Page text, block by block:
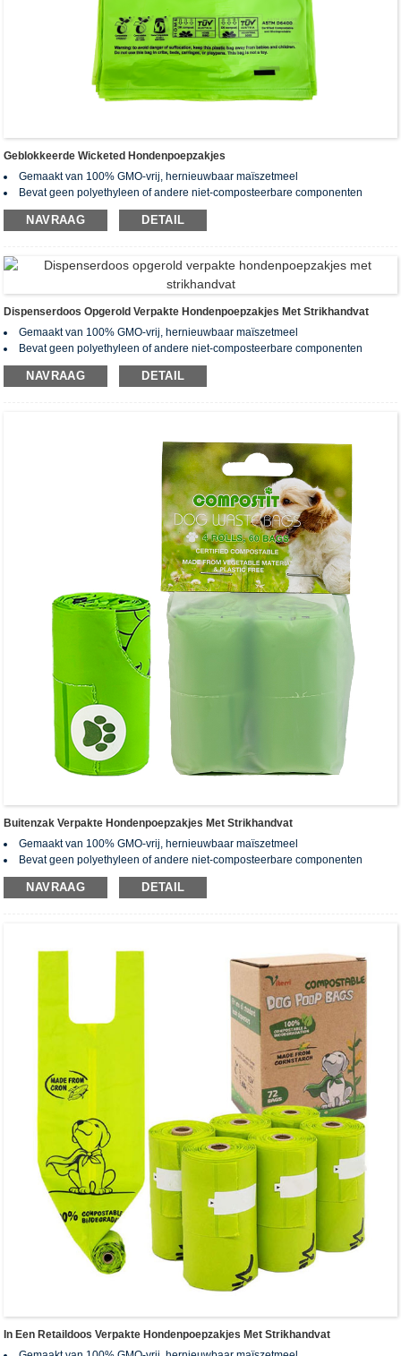
Geblokkeerde Wicketed Hondenpoepzakjes
Gemaakt van 100% GMO-vrij, hernieuwbaar maïszetmeel
Bevat geen polyethyleen of andere niet-composteerbare componenten
Na het composteren blijven er geen gifstoffen en zware metalen achter.
Gecertificeerd biologisch afbreekbaar en composteerbaar volgens
Aangepaste bestelling beschikbaar (zakgrootte, dikte, kleur, bedrukking,
verpakking kunnen worden aangepast)
NAVRAAG DETAIL
Dispenserdoos Opgerold Verpakte Hondenpoepzakjes Met Strikhandvat
Gemaakt van 100% GMO-vrij, hernieuwbaar maïszetmeel
Bevat geen polyethyleen of andere niet-composteerbare componenten
Na het composteren blijven er geen gifstoffen en zware metalen achter.
Gecertificeerd biologisch afbreekbaar en composteerbaar volgens
verpakking kunnen worden aangepast)
NAVRAAG DETAIL
Buitenzak Verpakte Hondenpoepzakjes Met Strikhandvat
Gemaakt van 100% GMO-vrij, hernieuwbaar maïszetmeel
Bevat geen polyethyleen of andere niet-composteerbare componenten
Na het composteren blijven er geen gifstoffen en zware metalen achter.
Gecertificeerd biologisch afbreekbaar en composteerbaar volgens
verpakking kunnen worden aangepast)
NAVRAAG DETAIL
In Een Retaildoos Verpakte Hondenpoepzakjes Met Strikhandvat